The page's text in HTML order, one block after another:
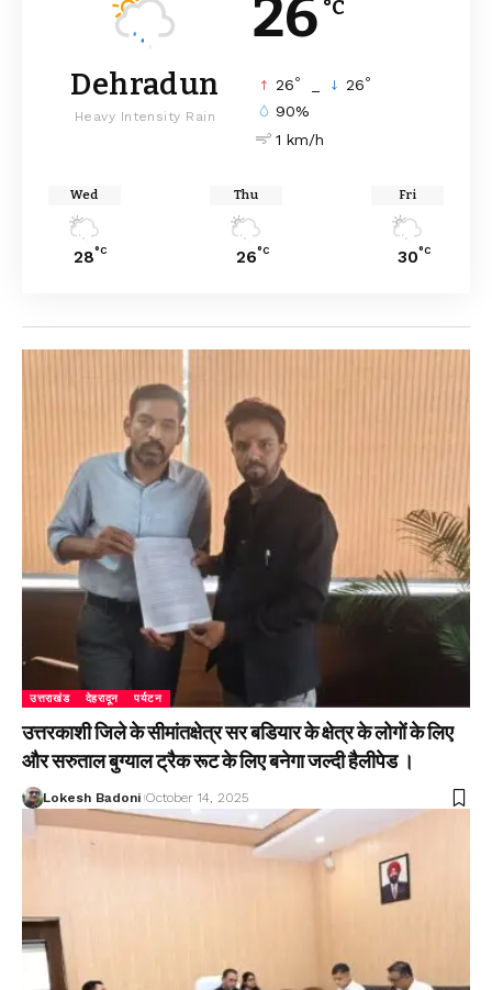
26 °C
Dehradun
Heavy Intensity Rain
26° 26°
90%
1 km/h
Wed
28°C
Thu
26°C
Fri
30°C
उत्तराखंड देहरादून पर्यटन
उत्तरकाशी जिले के सीमांतक्षेत्र सर बडियार के क्षेत्र के लोगों के लिए
और सरुताल बुग्याल ट्रैक रूट के लिए बनेगा जल्दी हैलीपेड ।
Lokesh Badoni October 14, 2025